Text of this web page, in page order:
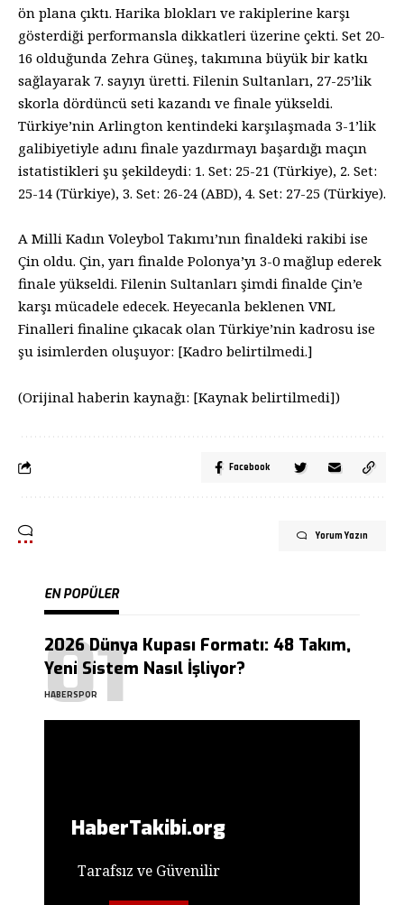
ön plana çıktı. Harika blokları ve rakiplerine karşı
gösterdiği performansla dikkatleri üzerine çekti. Set 20-
16 olduğunda Zehra Güneş, takımına büyük bir katkı
sağlayarak 7. sayıyı üretti. Filenin Sultanları, 27-25’lik
skorla dördüncü seti kazandı ve finale yükseldi.
Türkiye’nin Arlington kentindeki karşılaşmada 3-1’lik
galibiyetiyle adını finale yazdırmayı başardığı maçın
istatistikleri şu şekildeydi: 1. Set: 25-21 (Türkiye), 2. Set:
25-14 (Türkiye), 3. Set: 26-24 (ABD), 4. Set: 27-25 (Türkiye).
A Milli Kadın Voleybol Takımı’nın finaldeki rakibi ise
Çin oldu. Çin, yarı finalde Polonya’yı 3-0 mağlup ederek
finale yükseldi. Filenin Sultanları şimdi finalde Çin’e
karşı mücadele edecek. Heyecanla beklenen VNL
Finalleri finaline çıkacak olan Türkiye’nin kadrosu ise
şu isimlerden oluşuyor: [Kadro belirtilmedi.]
(Orijinal haberin kaynağı: [Kaynak belirtilmedi])
Facebook
Yorum Yazın
EN POPÜLER
2026 Dünya Kupası Formatı: 48 Takım,
Yeni Sistem Nasıl İşliyor?
HABERSPOR
HaberTakibi.org
Tarafsız ve Güvenilir